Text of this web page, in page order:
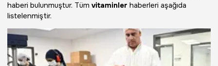
haberi bulunmuştur. Tüm vitaminler haberleri aşağıda
listelenmiştir.